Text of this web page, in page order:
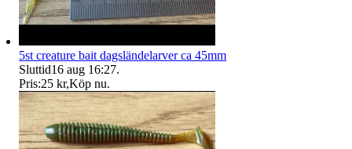
5st creature bait dagsländelarver ca 45mm
Sluttid16 aug 16:27.
Pris:25 kr,Köp nu.